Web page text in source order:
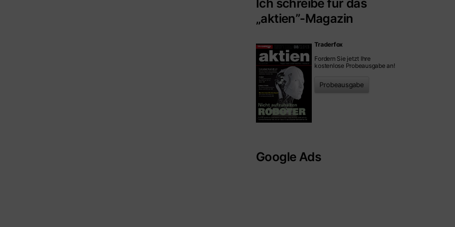
Ich schreibe für das
„aktien”-Magazin
Traderfox
Fordern Sie jetzt Ihre
kostenlose Probeausgabe an!
Probeausgabe
Google Ads